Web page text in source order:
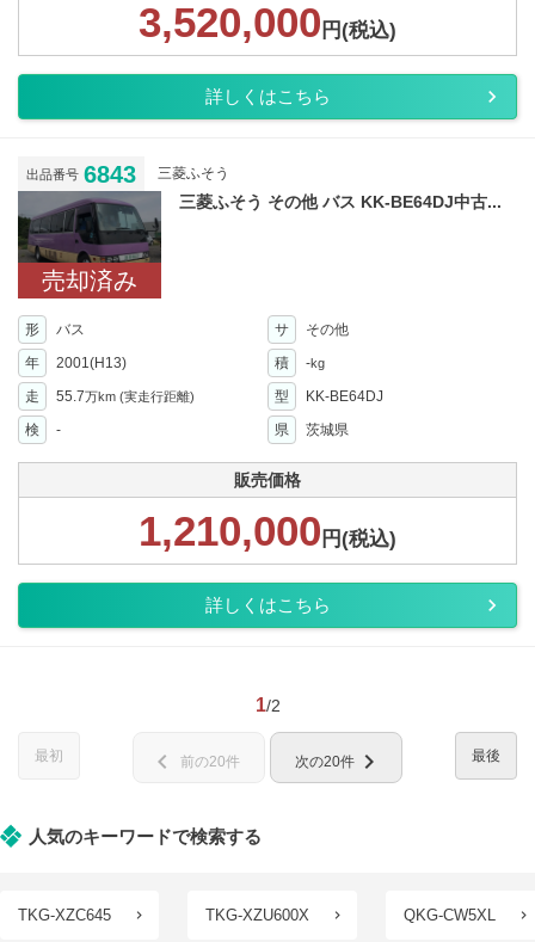
3,520,000 円(税込)
詳しくはこちら
出品番号 6843 三菱ふそう
売却済み
三菱ふそう その他 バス KK-BE64DJ中古...
形 バス サ
その他
年
2001(H13) 積 -kg
走 55.7万km (実走行距離) 型
KK-BE64DJ
検
- 県 茨城県
販売価格
1,210,000 円(税込)
詳しくはこちら
1/2
最初 最後
chevron_left 前の20件 次の20件 chevron_right
人気のキーワードで検索する
TKG-XZC645 TKG-XZU600X QKG-CW5XL